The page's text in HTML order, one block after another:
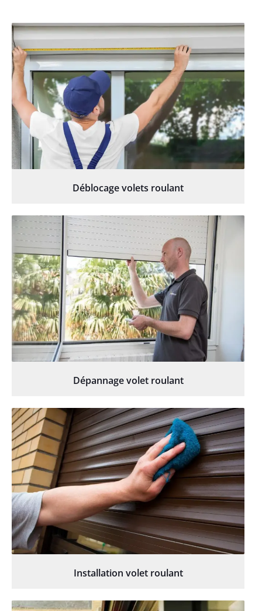
Déblocage volets roulant
Dépannage volet roulant
Installation volet roulant